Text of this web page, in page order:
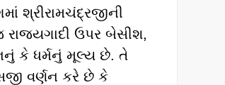
શ્રીરામચંદ્રજીની
રાજ્યગાદી ઉપર બેસીશ,
કે ધર્મનું મૂલ્ય છે. તે
વર્ણન કરે છે કે